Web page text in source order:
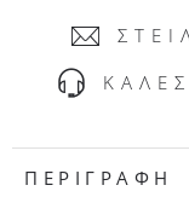
ΠΕΡΙΓΡΑΦΗ